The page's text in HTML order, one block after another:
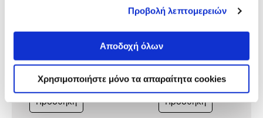
Προβολή λεπτομερειών
Αποδοχή όλων
Χρησιμοποιήστε μόνο τα απαραίτητα cookies
Starlink Standard Kit V4
349,00€
Προσθήκη
Starlink Mini Kit
199,00€
Προσθήκη